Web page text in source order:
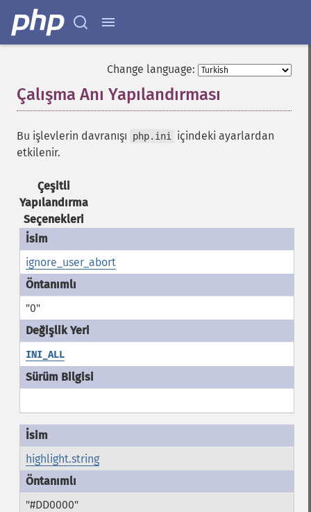
Change language:
Çalışma Anı Yapılandırması
Bu işlevlerin davranışı php.ini
içindeki ayarlardan
etkilenir.
Çeşitli
Yapılandırma
Seçenekleri
ignore_user_abort
"0"
INI_ALL
highlight.string
"#DD0000"